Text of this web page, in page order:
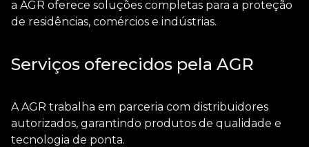
a AGR oferece soluções completas para a proteção
de residências, comércios e indústrias.
Serviços oferecidos pela AGR
A AGR trabalha em parceria com distribuidores
autorizados, garantindo produtos de qualidade e
tecnologia de ponta.